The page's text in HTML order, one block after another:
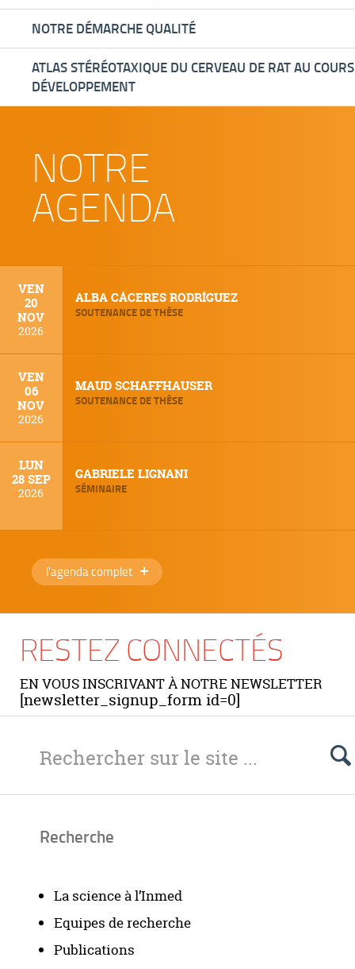
NOTRE DÉMARCHE QUALITÉ
ATLAS STÉRÉOTAXIQUE DU CERVEAU DE RAT AU
DÉVELOPPEMENT
NOTRE
AGENDA
VEN
20
NOV
2026
ALBA CÁCERES RODRÍGUEZ
SOUTENANCE DE THÈSE
VEN
06
NOV
2026
MAUD SCHAFFHAUSER
SOUTENANCE DE THÈSE
LUN
28 SEP
2026
GABRIELE LIGNANI
SÉMINAIRE
l'agenda complet
RESTEZ CONNECTÉS
EN VOUS INSCRIVANT À NOTRE NEWSLETTER
[newsletter_signup_form id=0]
Recherche
La science à l’Inmed
Equipes de recherche
Publications